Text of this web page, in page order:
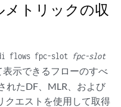
トリックの収
flows fpc-slot fpc-slot
示できるフローのすべ
れたDF、MLR、および
クエストを使用して取得